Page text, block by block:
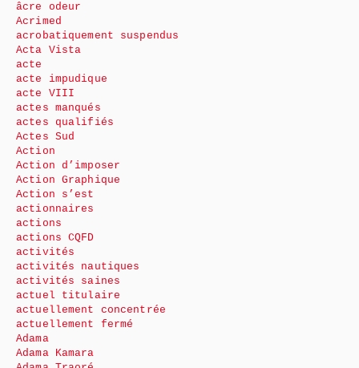
âcre odeur
Acrimed
acrobatiquement suspendus
Acta Vista
acte
acte impudique
acte VIII
actes manqués
actes qualifiés
Actes Sud
Action
Action d’imposer
Action Graphique
Action s’est
actionnaires
actions
actions CQFD
activités
activités nautiques
activités saines
actuel titulaire
actuellement concentrée
actuellement fermé
Adama
Adama Kamara